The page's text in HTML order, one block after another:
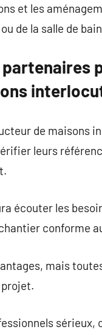
et les
de la salle de
de maisons
leurs
écouter les
conforme
mais
sérieux,